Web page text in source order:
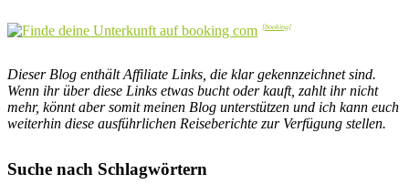
Dieser Blog enthält Affiliate Links, die klar gekennzeichnet sind.
Wenn ihr über diese Links etwas bucht oder kauft, zahlt ihr nicht
mehr, könnt aber somit meinen Blog unterstützen und ich kann euch
weiterhin diese ausführlichen Reiseberichte zur Verfügung stellen.
Suche nach Schlagwörtern